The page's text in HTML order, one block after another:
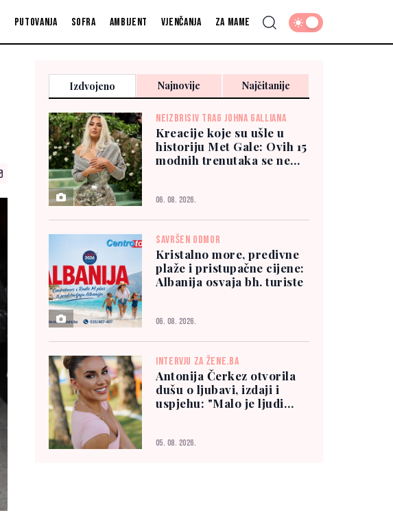
Putovanja Sofra Ambijent Vjenčanja Za mame
Izdvojeno Najnovije Najčitanije
NEIZBRISIV TRAG JOHNA GALLIANA
Kreacije koje su ušle u
historiju Met Gale: Ovih 15
modnih trenutaka se ne
06. 08. 2026.
SAVRŠEN ODMOR
Kristalno more, predivne
plaže i pristupačne cijene:
Albanija osvaja bh. turiste
06. 08. 2026.
INTERVJU ZA ŽENE.BA
Antonija Čerkez otvorila
dušu o ljubavi, izdaji i
uspjehu: "Malo je ljudi
05. 08. 2026.